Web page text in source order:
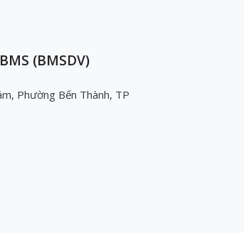
(BMSDV)
Phường Bến Thành, TP